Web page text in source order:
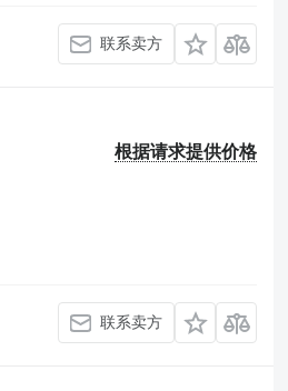
联系卖方
根据请求提供价格
联系卖方